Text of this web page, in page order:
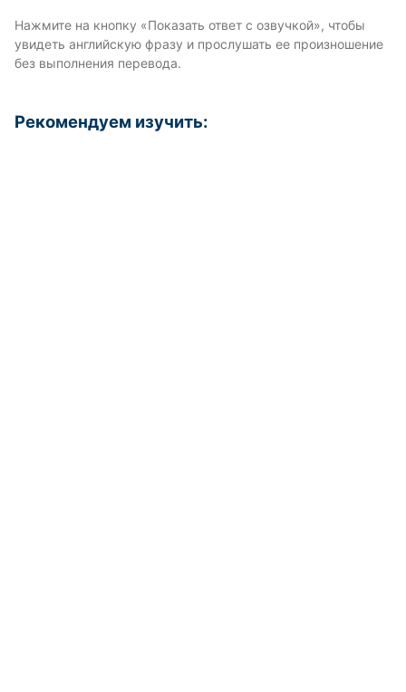
Нажмите на кнопку «Показать ответ с озвучкой», чтобы
увидеть английскую фразу и прослушать ее произношение
без выполнения перевода.
Рекомендуем изучить: